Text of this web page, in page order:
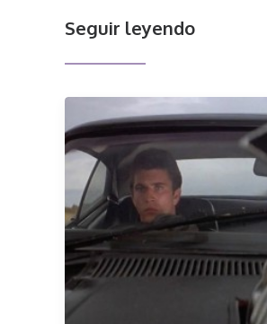
Seguir leyendo